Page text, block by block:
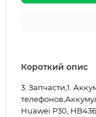
Короткий опис
3. Запчасти,1.
Huawei P30,